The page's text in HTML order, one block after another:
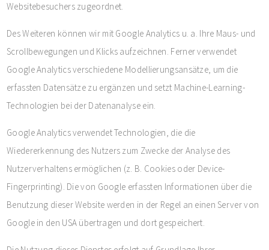
Websitebesuchers zugeordnet.
Des Weiteren können wir mit Google Analytics u. a. Ihre Maus- und
Scrollbewegungen und Klicks aufzeichnen. Ferner verwendet
Google Analytics verschiedene Modellierungsansätze, um die
erfassten Datensätze zu ergänzen und setzt Machine-Learning-
Technologien bei der Datenanalyse ein.
Google Analytics verwendet Technologien, die die
Wiedererkennung des Nutzers zum Zwecke der Analyse des
Nutzerverhaltens ermöglichen (z. B. Cookies oder Device-
Fingerprinting). Die von Google erfassten Informationen über die
Benutzung dieser Website werden in der Regel an einen Server von
Google in den USA übertragen und dort gespeichert.